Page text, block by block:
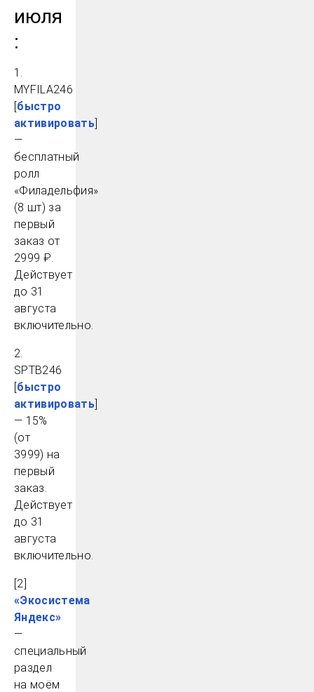
июля
:
1.
MYFILA246
[быстро
активировать]
—
бесплатный
ролл
«Филадельфия»
(8 шт) за
первый
заказ от
2999 ₽.
Действует
до 31
августа
включительно.
2.
SPTB246
[быстро
активировать]
— 15%
(от
3999) на
первый
заказ.
Действует
до 31
августа
включительно.
[2]
«Экосистема
Яндекс»
—
специальный
раздел
на моём